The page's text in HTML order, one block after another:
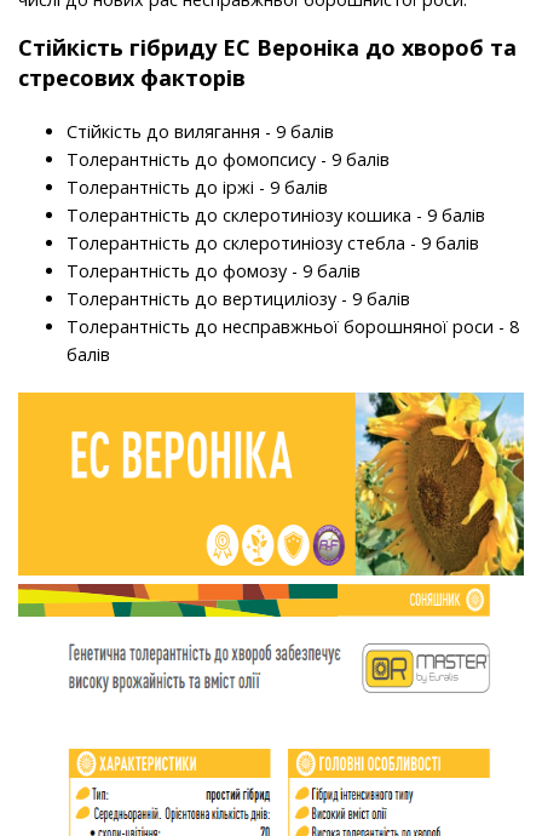
Стійкість гібриду ЕС Вероніка до хвороб та
стресових факторів
Стійкість до вилягання - 9 балів
Толерантність до фомопсису - 9 балів
Толерантність до іржі - 9 балів
Толерантність до склеротиніозу кошика - 9 балів
Толерантність до склеротиніозу стебла - 9 балів
Толерантність до фомозу - 9 балів
Толерантність до вертициліозу - 9 балів
Толерантність до несправжньої борошняної роси - 8
балів